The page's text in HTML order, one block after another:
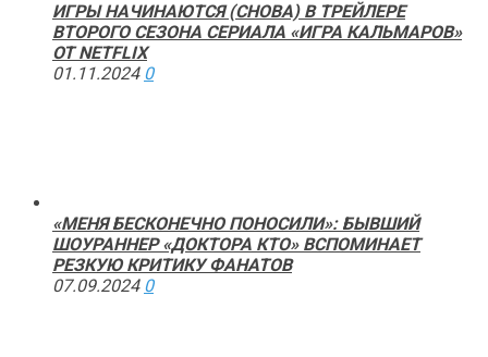
ИГРЫ НАЧИНАЮТСЯ (СНОВА) В ТРЕЙЛЕРЕ
ВТОРОГО СЕЗОНА СЕРИАЛА «ИГРА КАЛЬМАРОВ»
ОТ NETFLIX
01.11.2024 0
«МЕНЯ БЕСКОНЕЧНО ПОНОСИЛИ»: БЫВШИЙ
ШОУРАННЕР «ДОКТОРА КТО» ВСПОМИНАЕТ
РЕЗКУЮ КРИТИКУ ФАНАТОВ
07.09.2024 0